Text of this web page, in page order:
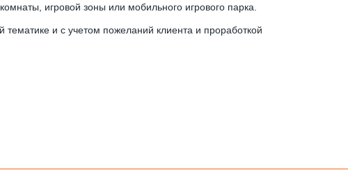
игровой зоны или мобильного игрового парка.
тематике и с учетом пожеланий клиента и проработкой